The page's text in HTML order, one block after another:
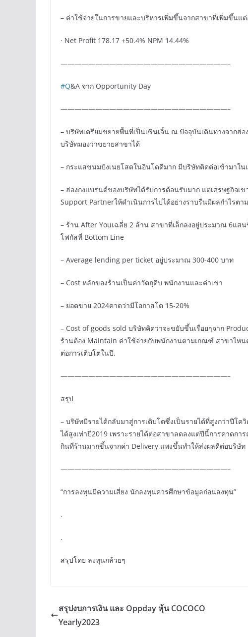
– ค่าใช้จ่ายในการขายและบริหารเพิ่มขึ้นจากสาขาที่เพิ่มขึ้นแ
· Net Profit 178.17 +50.4% NPM 14.44%
————————————————————————–
#Q&A จาก Opportunity Day
————————————————————————–
– บริษัทเตรียมขยายพื้นที่เป็นเซินเจิ้น ณ ปัจจุบันเดินทางจากฮ่
บริษัทมองว่าขยายสาขาได้
– กระแสขนมปังเนยโสดในอินโดดีมาก มีบริษัทติดต่อเข้ามาใน
– ฮ่องกงแบรนด์ของบริษัทได้รับการต้อนรับมาก แต่เศรษฐกิจเ
Support Partnerให้ดำเนินการไปได้อย่างราบรื่นมีผลกำไรตา
– ร้าน After Youเฉลี่ย 2 ล้าน สาขาที่เล็กลงอยู่ประมาณ 6แส
โฟกัสที่ Bottom Line
– Average lending per ticket อยู่ประมาณ 300-400 บาท
– Cost หลักของร้านเป็นค่าวัตถุดิบ พนักงานและค่าเช่า
– ยอดขาย 2024คาดว่ามีโอกาสโต 15-20%
– Cost of goods sold บริษัทคิดว่าจะขยับขึ้นเรื่อยๆจาก
ร้านต้อง Maintain ค่าใช้จ่ายกับพนักงานตามเกณฑ์ สาขาไห
ต่อการเติบโตในปี.
————————————————————————–
สรุป
– บริษัทมีรายได้กลับมาสู่การเติบโตซึ่งเป็นรายได้ที่สูงกว่าปีโค
ได้สูงเท่าปี2019 เพราะรายได้ต่อสาขาลดลงแต่ปีนี้การคาดก
กินที่ร้านมากขึ้นจากค่า Delivery แพงขึ้นทำให้ส่งผลดีต่อบริษัท
————————————————————————–
“การลงทุนมีความเสี่ยง นักลงทุนควรศึกษาข้อมูลก่อนลงทุน”
.
.
สรุปโดย ลงทุนกล้วยๆ
สรุปงบการเงิน และ Oppday หุ้น COCOCO
Yearly2023